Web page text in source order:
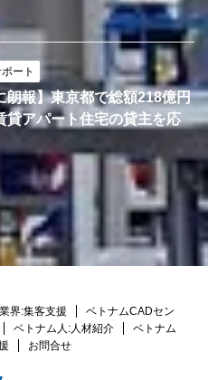
ート
朗報】東京都で総額218億円
貸アパート住宅の貸主を応
界:集客支援
ベトナムCADセン
ベトナム人:人材紹介
ベトナム
お問合せ